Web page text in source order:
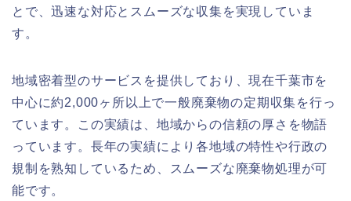
とで、迅速な対応とスムーズな収集を実現していま
す。
地域密着型のサービスを提供しており、現在千葉市を
中心に約2,000ヶ所以上で一般廃棄物の定期収集を行っ
ています。この実績は、地域からの信頼の厚さを物語
っています。長年の実績により各地域の特性や行政の
規制を熟知しているため、スムーズな廃棄物処理が可
能です。